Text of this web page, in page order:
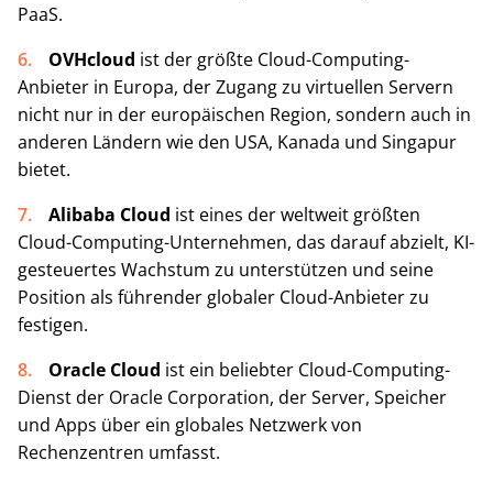
PaaS.
OVHcloud ist der größte Cloud-Computing-
Anbieter in Europa, der Zugang zu virtuellen Servern
nicht nur in der europäischen Region, sondern auch in
anderen Ländern wie den USA, Kanada und Singapur
bietet.
Alibaba Cloud ist eines der weltweit größten
Cloud-Computing-Unternehmen, das darauf abzielt, KI-
gesteuertes Wachstum zu unterstützen und seine
Position als führender globaler Cloud-Anbieter zu
festigen.
Oracle Cloud ist ein beliebter Cloud-Computing-
Dienst der Oracle Corporation, der Server, Speicher
und Apps über ein globales Netzwerk von
Rechenzentren umfasst.